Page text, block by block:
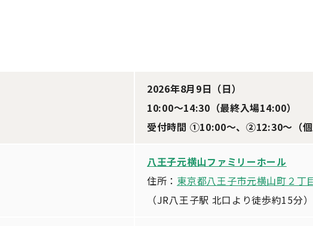
2026年8月9日（日）
10:00〜14:30（最終入場14:00）
受付時間 ①10:00〜、②12:30〜（個
八王子元横山ファミリーホール
住所： 東京都八王子市元横山町２丁
（JR八王子駅 北口より徒歩約15分）